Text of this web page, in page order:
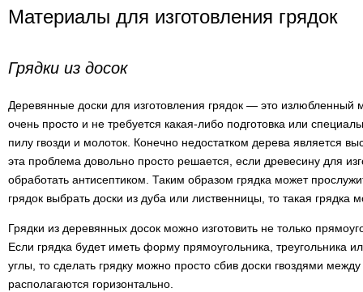
Материалы для изготовления грядок
Грядки из досок
Деревянные доски для изготовления грядок — это излюбленный
очень просто и не требуется какая-либо подготовка или
пилу гвозди и молоток. Конечно недостатком дерева является
эта проблема довольно просто решается, если древесину для
обработать антисептиком. Таким образом грядка может
грядок выбрать доски из дуба или лиственницы, то такая
Грядки из деревянных досок можно изготовить не только
Если грядка будет иметь форму прямоугольника,
углы, то сделать грядку можно просто сбив доски гвоздями
располагаются горизонтально.